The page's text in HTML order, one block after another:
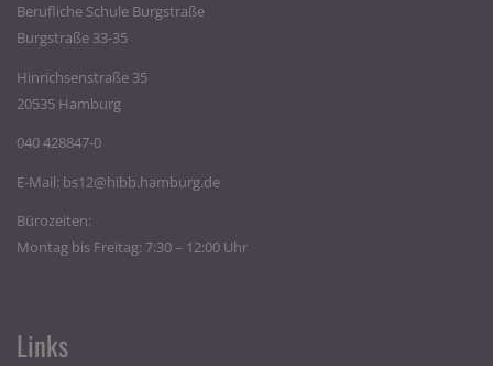
Berufliche Schule Burgstraße
Burgstraße 33-35
Hinrichsenstraße 35
20535 Hamburg
040 428847-0
E-Mail: bs12@hibb.hamburg.de
Bürozeiten:
Montag bis Freitag: 7:30 – 12:00 Uhr
Links